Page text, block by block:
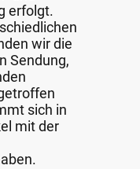
erfolgt.
wir die
Sendung,
sich in
mit der